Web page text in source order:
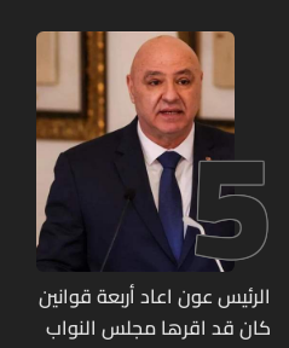
وقع ضحيّة أعماله؟
5
الرئيس عون اعاد أربعة قوانين
كان قد اقرها مجلس النواب